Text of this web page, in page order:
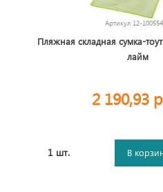
Артикул 12-
Пляжная складная сумка-
лайм
2 190,93
1 шт. В